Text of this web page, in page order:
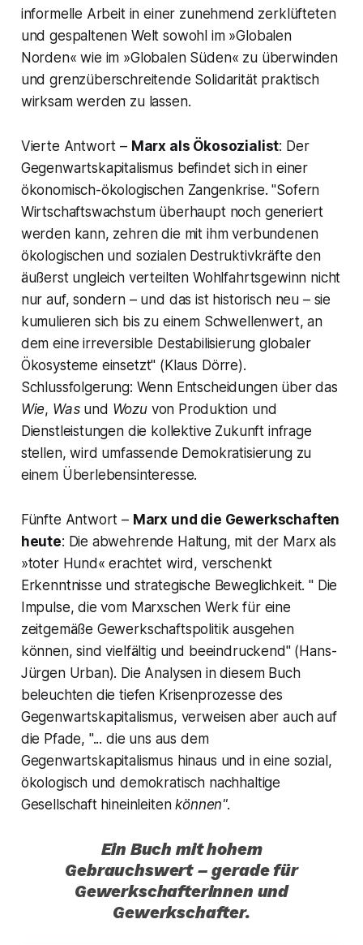
informelle Arbeit in einer zunehmend zerklüfteten
und gespaltenen Welt sowohl im »Globalen
Norden« wie im »Globalen Süden« zu überwinden
und grenzüberschreitende Solidarität praktisch
wirksam werden zu lassen.
Vierte Antwort – Marx als Ökosozialist: Der
Gegenwartskapitalismus befindet sich in einer
ökonomisch-ökologischen Zangenkrise. "Sofern
Wirtschaftswachstum überhaupt noch generiert
werden kann, zehren die mit ihm verbundenen
ökologischen und sozialen Destruktivkräfte den
äußerst ungleich verteilten Wohlfahrtsgewinn nicht
nur auf, sondern – und das ist historisch neu – sie
kumulieren sich bis zu einem Schwellenwert, an
dem eine irreversible Destabilisierung globaler
Ökosysteme einsetzt" (Klaus Dörre).
Schlussfolgerung: Wenn Entscheidungen über das
Wie, Wasund Wozuvon Produktion und
Dienstleistungen die kollektive Zukunft infrage
stellen, wird umfassende Demokratisierung zu
einem Überlebensinteresse.
Fünfte Antwort – Marx und die Gewerkschaften
heute: Die abwehrende Haltung, mit der Marx als
»toter Hund« erachtet wird, verschenkt
Erkenntnisse und strategische Beweglichkeit. " Die
Impulse, die vom Marxschen Werk für eine
zeitgemäße Gewerkschaftspolitik ausgehen
können, sind vielfältig und beeindruckend" (Hans-
Jürgen Urban). Die Analysen in diesem Buch
beleuchten die tiefen Krisenprozesse des
Gegenwartskapitalismus, verweisen aber auch auf
die Pfade, "... die uns aus dem
Gegenwartskapitalismus hinaus und in eine sozial,
ökologisch und demokratisch nachhaltige
Gesellschaft hineinleitenkönnen".
Ein Buch mit hohem
Gebrauchswert – gerade für
Gewerkschafterinnen und
Gewerkschafter.